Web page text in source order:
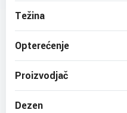
Težina
Opterećenje
Proizvodjač
Dezen